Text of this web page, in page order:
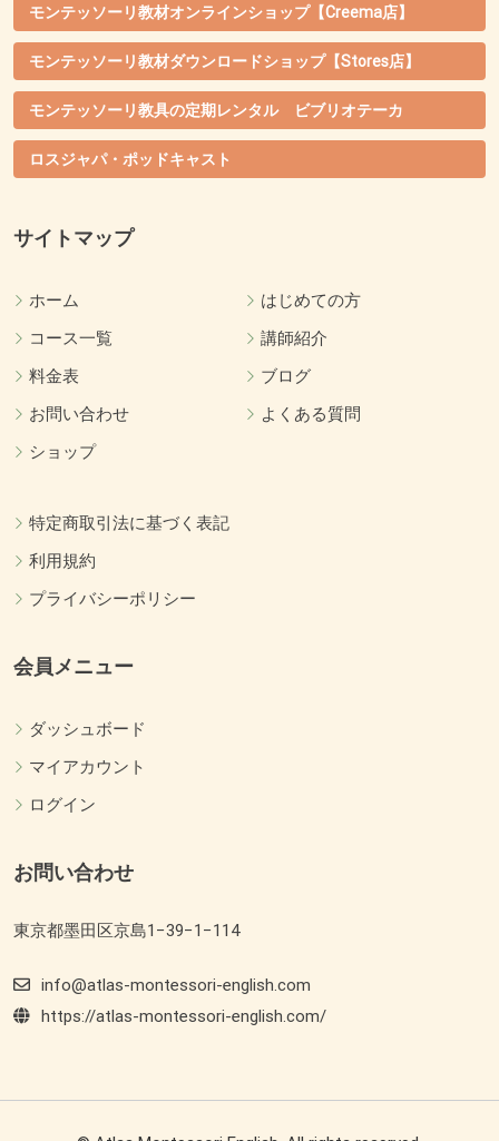
モンテッソーリ教材オンラインショップ【Creema店】
モンテッソーリ教材ダウンロードショップ【Stores店】
モンテッソーリ教具の定期レンタル ビブリオテーカ
ロスジャパ・ポッドキャスト
サイトマップ
ホーム
はじめての方
コース一覧
講師紹介
料金表
ブログ
お問い合わせ
よくある質問
ショップ
特定商取引法に基づく表記
利用規約
プライバシーポリシー
会員メニュー
ダッシュボード
マイアカウント
ログイン
お問い合わせ
東京都墨田区京島1−39−1−114
info@atlas-montessori-english.com
https://atlas-montessori-english.com/